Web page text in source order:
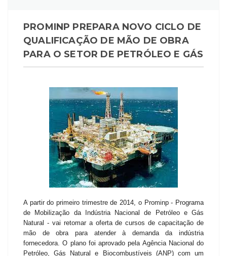
PROMINP PREPARA NOVO CICLO DE
QUALIFICAÇÃO DE MÃO DE OBRA
PARA O SETOR DE PETRÓLEO E GÁS
A partir do primeiro trimestre de 2014, o Prominp - Programa
de Mobilização da Indústria Nacional de Petróleo e Gás
Natural - vai retomar a oferta de cursos de capacitação de
mão de obra para atender à demanda da indústria
fornecedora. O plano foi aprovado pela Agência Nacional do
Petróleo, Gás Natural e Biocombustíveis (ANP) com um